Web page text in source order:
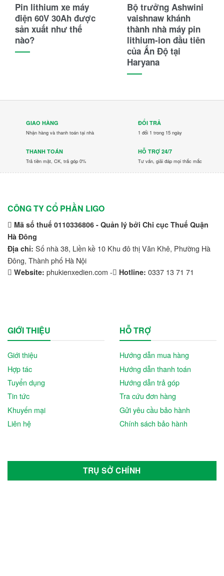
Pin lithium xe máy
điện 60V 30Ah được
sản xuất như thế
nào?
Bộ trưởng Ashwini
vaishnaw khánh
thành nhà máy pin
lithium-ion đầu tiên
của Ấn Độ tại
Haryana
GIAO HÀNG
Nhận hàng và thanh toán tại nhà
ĐỔI TRẢ
1 đổi 1 trong 15 ngày
THANH TOÁN
Trả tiền mặt, CK, trả góp 0%
HỖ TRỢ 24/7
Tư vấn, giải đáp mọi thắc mắc
CÔNG TY CỔ PHẦN LIGO
Mã số thuế 0110336806 - Quản lý bởi Chi cục Thuế Quận
Hà Đông
Địa chỉ: Số nhà 38, Liền kề 10 Khu đô thị Văn Khê, Phường Hà
Đông, Thành phố Hà Nội
Website: phukienxedien.com - Hotline: 0337 13 71 71
GIỚI THIỆU
Giới thiệu
Hợp tác
Tuyển dụng
Tin tức
Khuyến mại
Liên hệ
HỖ TRỢ
Hướng dẫn mua hàng
Hướng dẫn thanh toán
Hướng dẫn trả góp
Tra cứu đơn hàng
Gửi yêu cầu bảo hành
Chính sách bảo hành
TRỤ SỞ CHÍNH